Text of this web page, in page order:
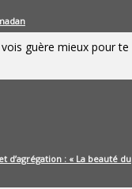
guère mieux pour te
d’agrégation : « La beauté du